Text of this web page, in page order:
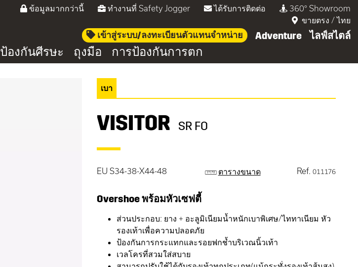
ข้อมูลมากกว่านี้ ทำงานที่ Safety Jogger ได้รับการติดต่อ
360° Showroom
ขายตรง /ไทย
เข้าสู่ระบบ/ลงทะเบียนตัวแทนจำหน่าย Adventure ไลฟ์สไตล์
ป้องกันศีรษะ ถุงมือ การป้องกันการตก
เบา
VISITOR SR FO
EU S34-38-X44-48 ตารางขนาด Ref. 011176
Overshoe พร้อมหัวเซฟตี้
ส่วนประกอบ: ยาง + อะลูมิเนียมน้ำหนักเบาพิเศษ/ไททาเนียม หัว
รองเท้าเพื่อความปลอดภัย
ป้องกันการกระแทกและรอยฟกช้ำบริเวณนิ้วเท้า
เวลโครที่สวมใส่สบาย